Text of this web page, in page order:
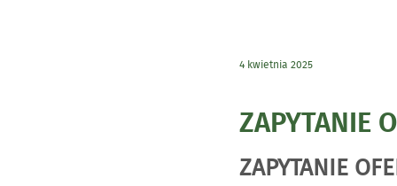
4 kwietnia 2025
ZAPYTANIE
ZAPYTANIE